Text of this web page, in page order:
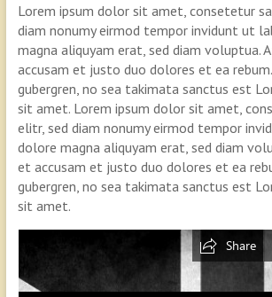
Lorem ipsum dolor sit amet, consetetur
diam nonumy eirmod tempor invidunt ut
magna aliquyam erat, sed diam voluptua.
accusam et justo duo dolores et ea
gubergren, no sea takimata sanctus est
sit amet. Lorem ipsum dolor sit amet,
elitr, sed diam nonumy eirmod tempor
dolore magna aliquyam erat, sed diam
et accusam et justo duo dolores et ea
gubergren, no sea takimata sanctus est
sit amet.